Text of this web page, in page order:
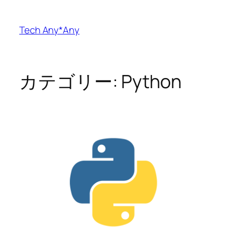
Tech Any*Any
カテゴリー: Python